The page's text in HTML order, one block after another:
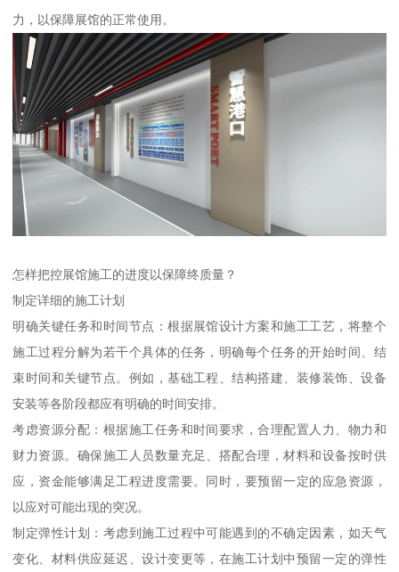
力，以保障展馆的正常使用。
怎样把控展馆施工的进度以保障终质量？
制定详细的施工计划
明确关键任务和时间节点：根据展馆设计方案和施工工艺，将整个
施工过程分解为若干个具体的任务，明确每个任务的开始时间、结
束时间和关键节点。例如，基础工程、结构搭建、装修装饰、设备
安装等各阶段都应有明确的时间安排。
考虑资源分配：根据施工任务和时间要求，合理配置人力、物力和
财力资源。确保施工人员数量充足、搭配合理，材料和设备按时供
应，资金能够满足工程进度需要。同时，要预留一定的应急资源，
以应对可能出现的突况。
制定弹性计划：考虑到施工过程中可能遇到的不确定因素，如天气
变化、材料供应延迟、设计变更等，在施工计划中预留一定的弹性